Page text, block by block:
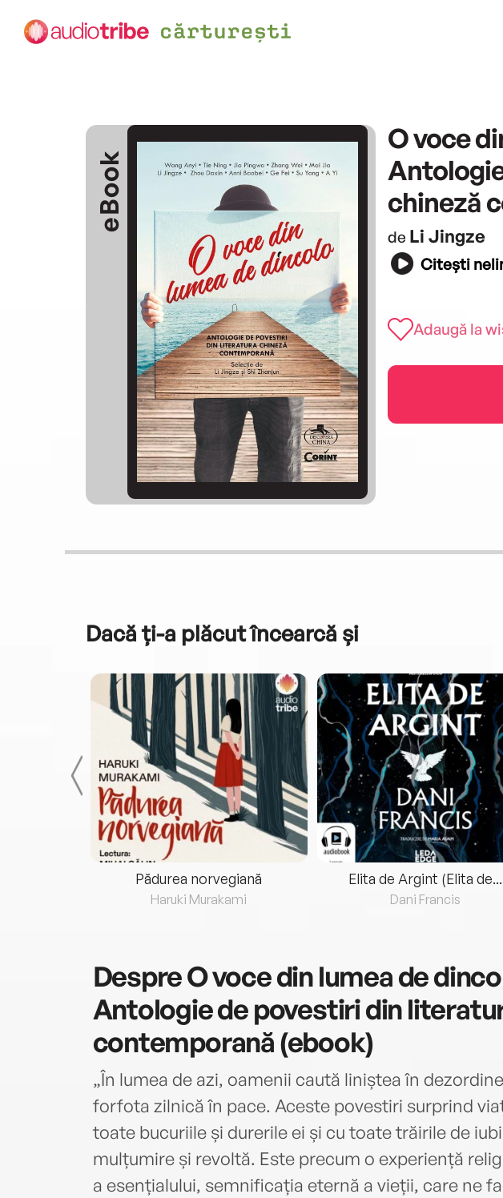
eBook
O voce
chineză
de Li Jingze
Citești
Adaugă la
Dacă ți-a plăcut încearcă și
Pădurea norvegiană
Haruki Murakami
Elita de Argint (Elita de...
Dani Francis
DespreO voce din lumea de
Antologie de povestiri din
contemporană (ebook)
„În lumea de azi, oamenii caută liniștea în
forfota zilnică în pace. Aceste povestiri surprind
toate bucuriile și durerile ei și cu toate trăirile de
mulțumire și revoltă. Este precum o experiență
a esențialului, semnificația eternă a vieții, care ne